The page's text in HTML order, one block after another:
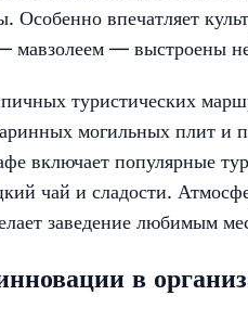
Особенно впечатляет
мавзолеем — выстроены
туристических
могильных плит и
включает популярные
чай и сладости.
заведение любимым
в